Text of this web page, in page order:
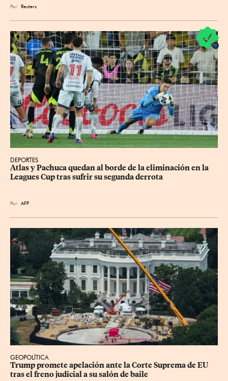
Por Reuters
DEPORTES
Atlas y Pachuca quedan al borde de la eliminación en la
Leagues Cup tras sufrir su segunda derrota
Por AFP
GEOPOLÍTICA
Trump promete apelación ante la Corte Suprema de EU
tras el freno judicial a su salón de baile